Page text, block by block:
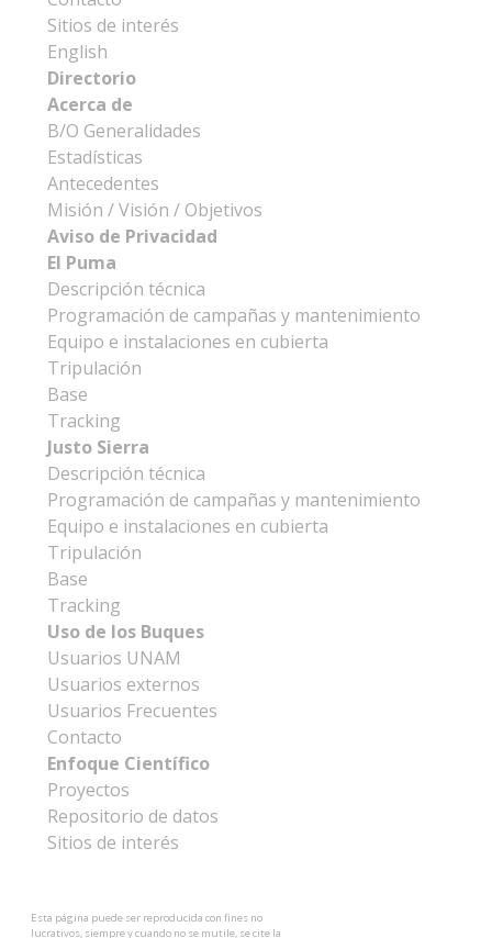
Sitios de interés
English
Directorio
Acerca de
B/O Generalidades
Estadísticas
Antecedentes
Misión / Visión / Objetivos
Aviso de Privacidad
El Puma
Descripción técnica
Programación de campañas y mantenimiento
Equipo e instalaciones en cubierta
Tripulación
Base
Tracking
Justo Sierra
Descripción técnica
Programación de campañas y mantenimiento
Equipo e instalaciones en cubierta
Tripulación
Base
Tracking
Uso de los Buques
Usuarios UNAM
Usuarios externos
Usuarios Frecuentes
Contacto
Enfoque Científico
Proyectos
Repositorio de datos
Sitios de interés
Esta página puede ser reproducida con fines no
lucrativos, siempre y cuando no se mutile, se cite la